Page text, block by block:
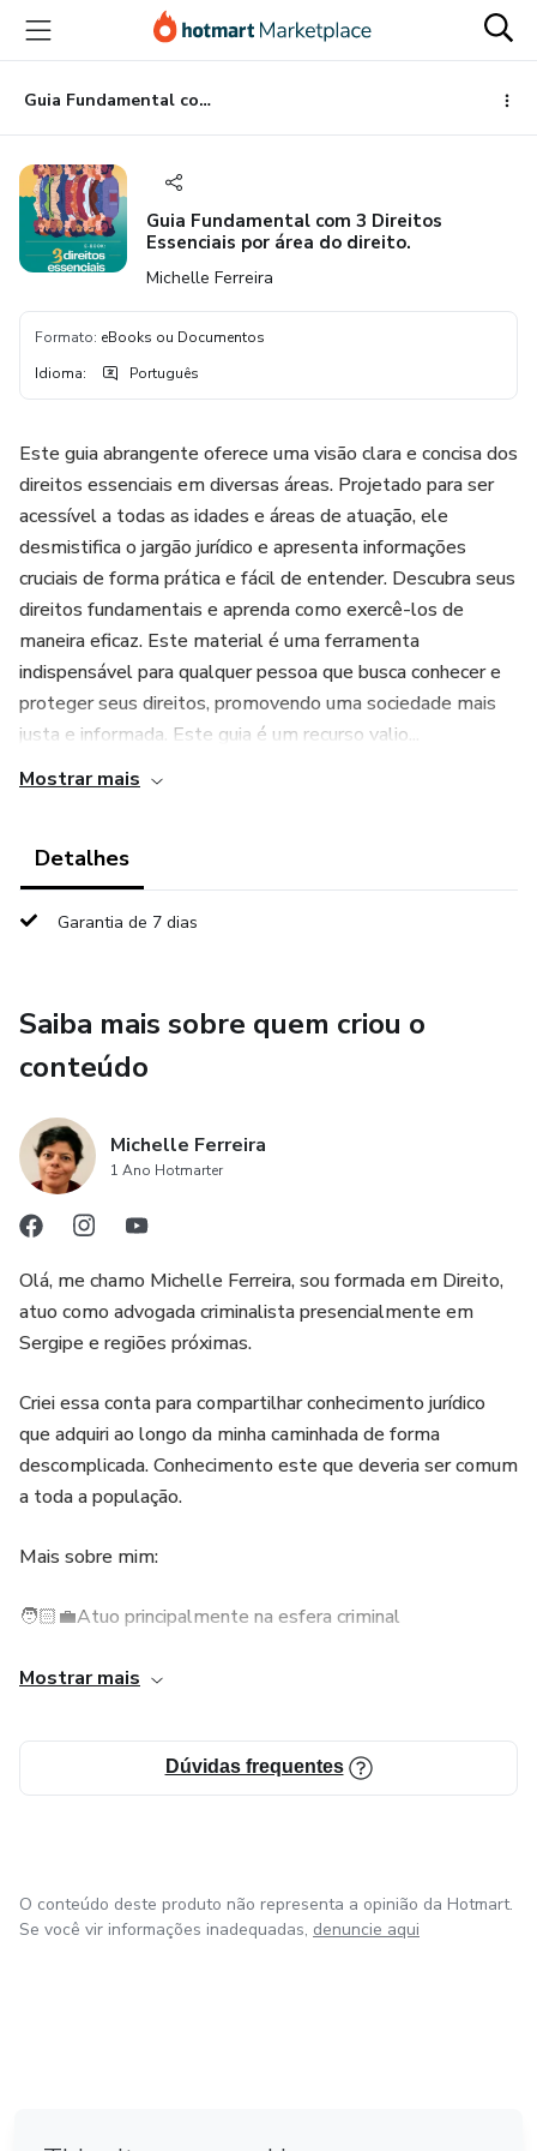
para
conteúdo
principal
para
pagamento
para
rodapé
Guia Fundamental com 3 Direitos Essenciais por área do direito.
Guia Fundamental com 3 Direitos
Essenciais por área do direito.
Michelle Ferreira
Formato: eBooks ou Documentos
Idioma: Português
Este guia abrangente oferece uma visão clara e concisa dos
direitos essenciais em diversas áreas. Projetado para ser
acessível a todas as idades e áreas de atuação, ele
desmistifica o jargão jurídico e apresenta informações
cruciais de forma prática e fácil de entender. Descubra seus
direitos fundamentais e aprenda como exercê-los de
maneira eficaz. Este material é uma ferramenta
indispensável para qualquer pessoa que busca conhecer e
proteger seus direitos, promovendo uma sociedade mais
justa e informada. Este guia é um recurso valio...
Mostrar mais
Detalhes
Garantia de 7 dias
Saiba mais sobre quem criou o
conteúdo
Michelle Ferreira
1 Ano Hotmarter
Olá, me chamo Michelle Ferreira, sou formada em Direito,
atuo como advogada criminalista presencialmente em
Sergipe e regiões próximas.
Criei essa conta para compartilhar conhecimento jurídico
que adquiri ao longo da minha caminhada de forma
descomplicada. Conhecimento este que deveria ser comum
a toda a população.
Mais sobre mim:
🧑🏻‍💼Atuo principalmente na esfera criminal
🧑🏻‍💻 Especializada em Direitos da Internet e Inovações
Pós Graduada em Direito Processual Civil
canais de atendimento.
Mostrar mais
Dúvidas frequentes
O conteúdo deste produto não representa a opinião da Hotmart.
Se você vir informações inadequadas, denuncie aqui